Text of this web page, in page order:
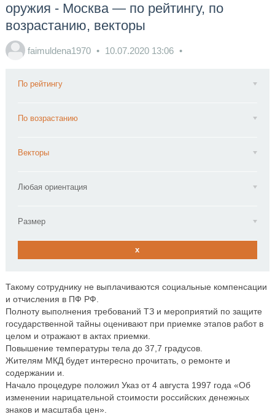
оружия - Москва — по рейтингу, по
возрастанию, векторы
faimuldena1970 10.07.2020 13:06
По рейтингу
По возрастанию
Векторы
Любая ориентация
Размер
x
Такому сотруднику не выплачиваются социальные компенсации
и отчисления в ПФ РФ.
Полноту выполнения требований ТЗ и мероприятий по защите
государственной тайны оценивают при приемке этапов работ в
целом и отражают в актах приемки.
Повышение температуры тела до 37,7 градусов.
Жителям МКД будет интересно прочитать, о ремонте и
содержании и.
Начало процедуре положил Указ от 4 августа 1997 года «Об
изменении нарицательной стоимости российских денежных
знаков и масштаба цен».